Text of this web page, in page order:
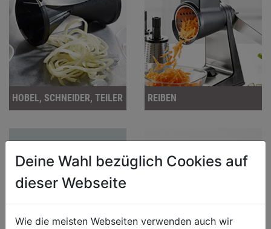
HOBEL, SCHNEIDER, TEILER REIBEN
Deine Wahl bezüglich Cookies auf
dieser Webseite
Wie die meisten Webseiten verwenden auch wir